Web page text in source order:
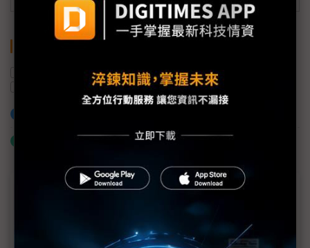
美國 半導體產業
晶片與科學法案
什麼是「關鍵字追蹤」
近７天熱門報導
MLCC訂單過熱、出貨比創高 村田示警全球AI基
建熱潮將趨緩